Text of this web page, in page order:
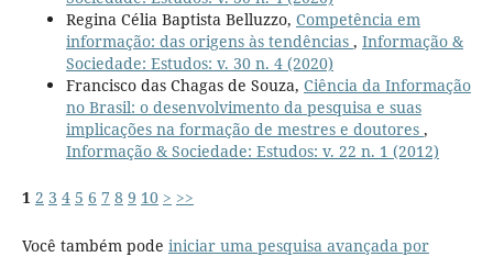
Regina Célia Baptista Belluzzo, Competência em
informação: das origens às tendências , Informação &
Sociedade: Estudos: v. 30 n. 4 (2020)
Francisco das Chagas de Souza, Ciência da Informação
no Brasil: o desenvolvimento da pesquisa e suas
implicações na formação de mestres e doutores ,
Informação & Sociedade: Estudos: v. 22 n. 1 (2012)
1 2 3 4 5 6 7 8 9 10 > >>
Você também pode iniciar uma pesquisa avançada por